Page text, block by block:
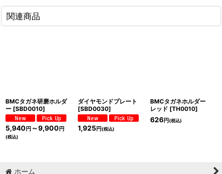
関連商品
BMCタガネ研磨ホルダ
ー [SBD0010]
5,940 円 ～9,900 円
(税込)
ダイヤモンドプレート
[SBD0030]
1,925円(税込)
BMCタガネホルダー
レッド [TH0010]
626円(税込)
ホーム